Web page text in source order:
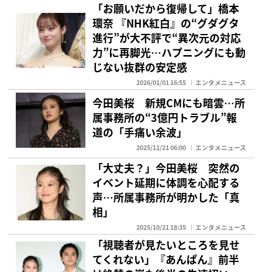
「お願いだから復帰して」橋本
環奈 『NHK紅白』の“グダグタ
進行”が大不評で“異次元の対応
力”に再脚光…ハプニングにも動
じない抜群の安定感
2026/01/01 16:55 エンタメニュース
今田美桜 新規CMにも暗雲…所
属事務所の“3億円トラブル”報
道の「手痛い余波」
2025/11/21 06:00 エンタメニュース
「大丈夫？」今田美桜 突然の
イベント延期に体調を心配する
声…所属事務所が明かした「真
相」
2025/10/21 18:35 エンタメニュース
「視聴者が見たいところを見せ
てくれない」『あんぱん』前半